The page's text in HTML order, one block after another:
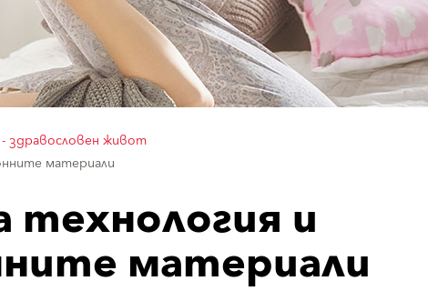
здравословен живот
материали
и
материали